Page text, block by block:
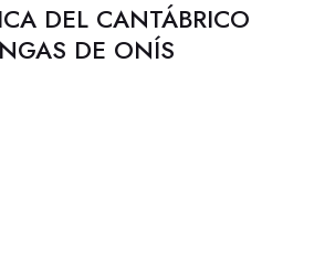
DEL CANTÁBRICO
DE ONÍS